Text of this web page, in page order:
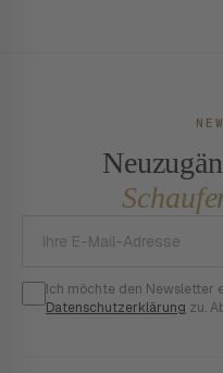
Ich möchte den Newsletter
Datenschutzerklärung zu.